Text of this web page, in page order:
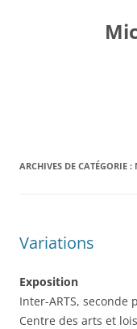
ARCHIVES DE CATÉGORIE :
Variations
Exposition
Inter-ARTS, seconde
Centre des arts et